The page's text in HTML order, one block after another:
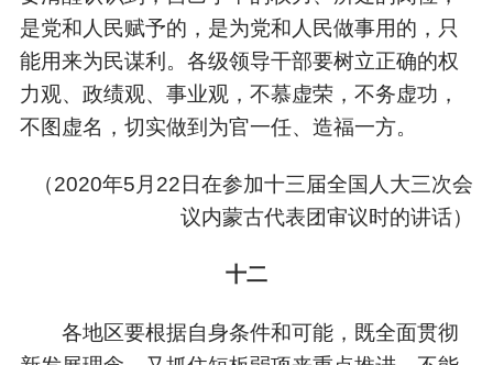
是党和人民赋予的，是为党和人民做事用的，只
能用来为民谋利。各级领导干部要树立正确的权
力观、政绩观、事业观，不慕虚荣，不务虚功，
不图虚名，切实做到为官一任、造福一方。
（2020年5月22日在参加十三届全国人大三次会
议内蒙古代表团审议时的讲话）
十二
各地区要根据自身条件和可能，既全面贯彻